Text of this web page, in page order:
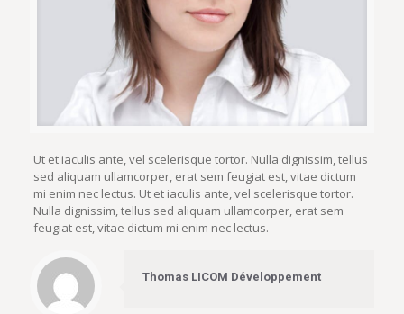
Ut et iaculis ante, vel scelerisque tortor. Nulla dignissim, tellus
sed aliquam ullamcorper, erat sem feugiat est, vitae dictum
mi enim nec lectus. Ut et iaculis ante, vel scelerisque tortor.
Nulla dignissim, tellus sed aliquam ullamcorper, erat sem
feugiat est, vitae dictum mi enim nec lectus.
Thomas LICOM Développement